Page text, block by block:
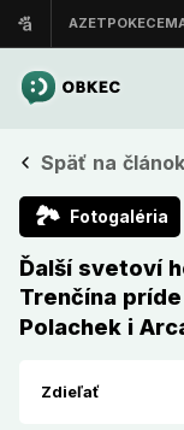
Späť na článok
🏞 Fotogaléria
Ďalší svetoví
Trenčína
Polachek i
Zdieľať